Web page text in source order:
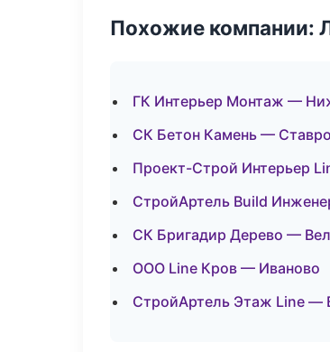
Похожие компании:
ГК Интерьер Монтаж —
СК Бетон Камень —
Проект-Строй Интерьер
СтройАртель Build
СК Бригадир Дерево —
ООО Line Кров — Иваново
СтройАртель Этаж Line —